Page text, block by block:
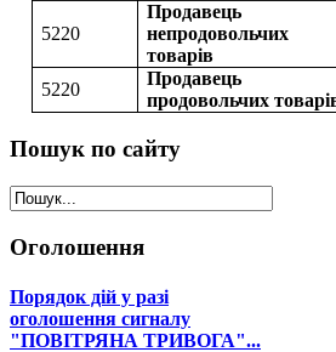
5220
Продавець
непродовольчих
товарів
5220
Продавець
продовольчих
Пошук по сайту
Оголошення
Порядок дій у разі
оголошення сигналу
"ПОВІТРЯНА ТРИВОГА"...